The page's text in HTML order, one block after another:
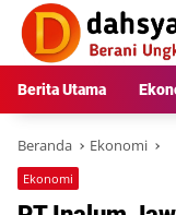
Langsung
konten
Berita Utama
Beranda Ekonomi
Ekonomi